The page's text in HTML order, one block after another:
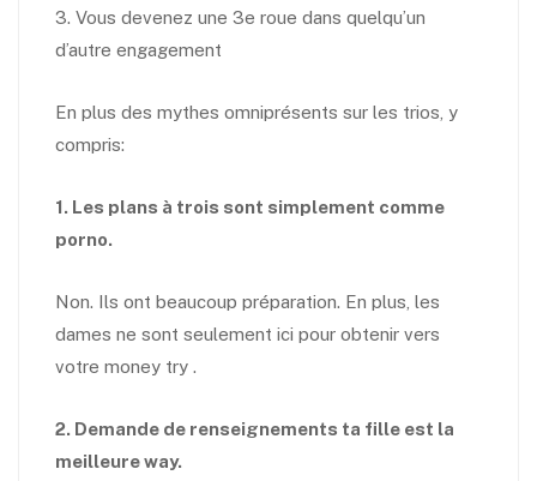
3. Vous devenez une 3e roue dans quelqu’un
d’autre engagement
En plus des mythes omniprésents sur les trios, y
compris:
1. Les plans à trois sont simplement comme
porno.
Non. Ils ont beaucoup préparation. En plus, les
dames ne sont seulement ici pour obtenir vers
votre money try .
2. Demande de renseignements ta fille est la
meilleure way.